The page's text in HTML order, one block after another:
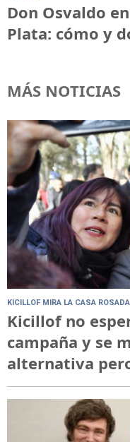
Don Osvaldo
Plata: cómo y
MÁS NOTICIAS
KICILLOF MIRA LA CASA ROSADA
Kicillof no
campaña y se
alternativa